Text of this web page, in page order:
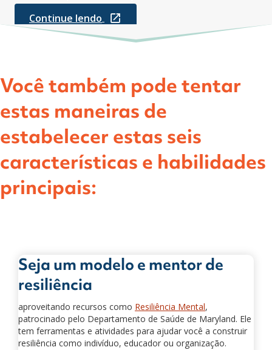
Continue lendo
Você também pode tentar
estas maneiras de
estabelecer estas seis
características e habilidades
principais:
Seja um modelo e mentor de
resiliência
aproveitando recursos como Resiliência Mental,
patrocinado pelo Departamento de Saúde de Maryland. Ele
tem ferramentas e atividades para ajudar você a construir
resiliência como indivíduo, educador ou organização.